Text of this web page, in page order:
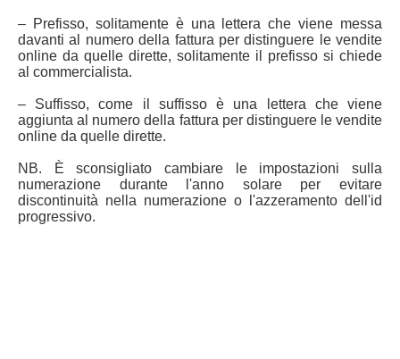
– Prefisso, solitamente è una lettera che viene messa
davanti al numero della fattura per distinguere le vendite
online da quelle dirette, solitamente il prefisso si chiede
al commercialista.
– Suffisso, come il suffisso è una lettera che viene
aggiunta al numero della fattura per distinguere le vendite
online da quelle dirette.
NB. È sconsigliato cambiare le impostazioni sulla
numerazione durante l'anno solare per evitare
discontinuità nella numerazione o l'azzeramento dell'id
progressivo.